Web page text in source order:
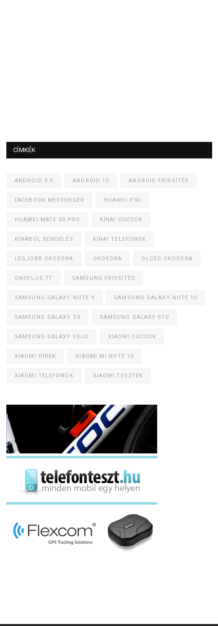
CÍMKÉK
ANDROID 9.0 ANDROID 10 ANDROID FRISSÍTÉS
FACEBOOK MESSENGER HUAWEI P30
HUAWEI MATE 30 PRO KÍNAI CUCCOK
KÍNÁBÓL RENDELÉS KÍNAI TELEFONOK
LEGJOBB OKOSÓRA OKOSÓRA OLCSÓ OKOSÓRA
ONEPLUS 7T SAMSUNG FRISSÍTÉS
SAMSUNG GALAXY NOTE 9 SAMSUNG GALAXY NOTE 10
SAMSUNG GALAXY S9 SAMSUNG GALAXY S10
SAMSUNG GALAXY FOLD XIAOMI CUCCOK
XIAOMI HÍREK XIAOMI MI NOTE 10
XIAOMI TELEFONOK XIAOMI TESZTEK